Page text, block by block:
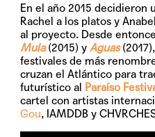
En el año 2015 decidieron
Rachel a los platos y
al proyecto. Desde
Mula(2015) y Aguas
festivales de más
cruzan el Atlántico para
futurístico al Paraíso
cartel con artistas
Gou, IAMDDB y